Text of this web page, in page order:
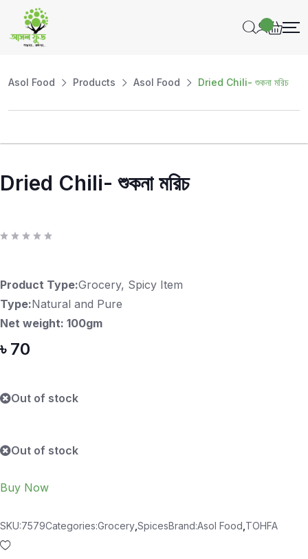
Asol Food Products Asol Food Dried Chili- শুকনা মরিচ
Dried Chili- শুকনা মরিচ
d
0
o
f
Product Type:Grocery, Spicy Item
Type:Natural and Pure
Net weight: 100gm
৳ 70
Out of stock
Out of stock
Buy Now
SKU:7579Categories:Grocery SpicesBrand:Asol Food TOHFA